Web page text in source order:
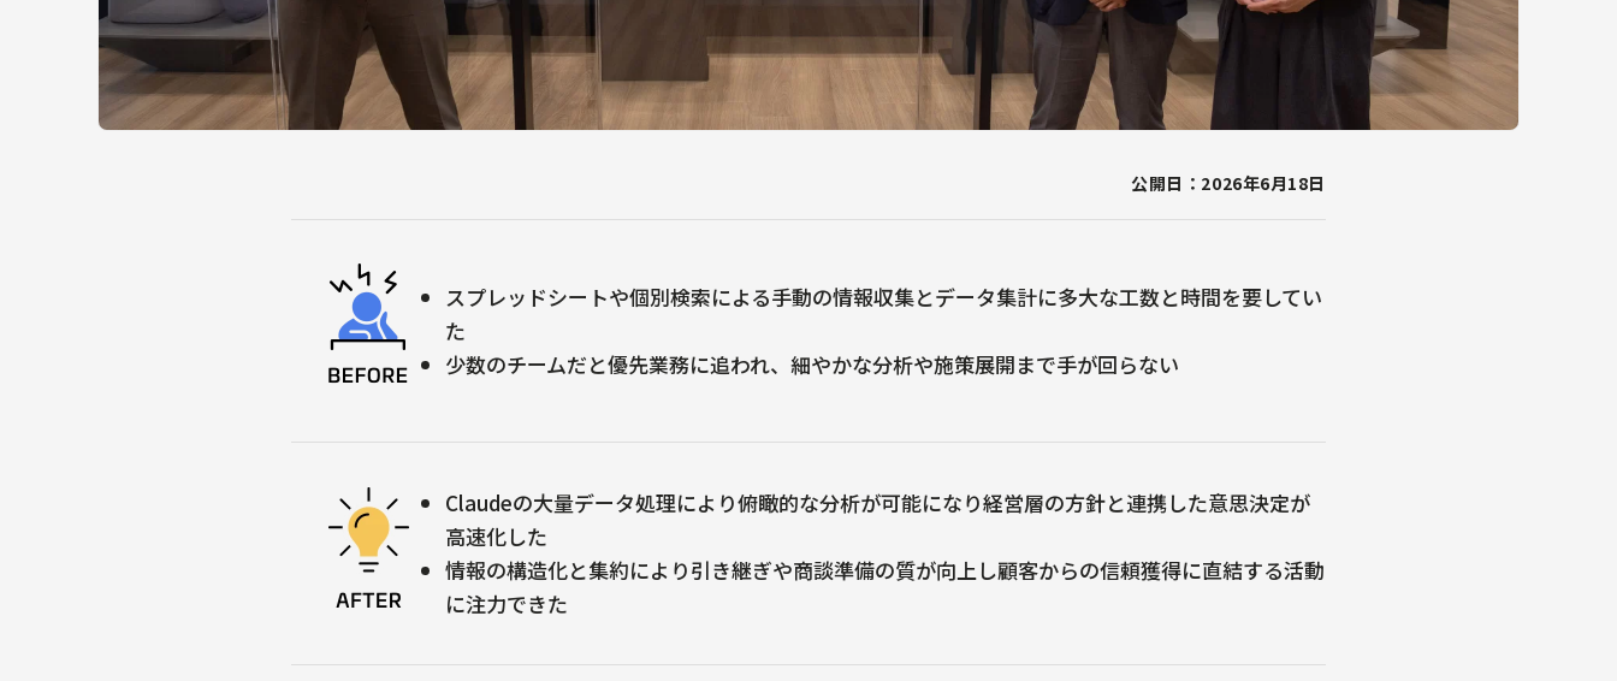
公開日：2026年6月18日
スプレッドシートや個別検索による手動の情報収集とデータ集計に多大な工数と時間を要してい
た
少数のチームだと優先業務に追われ、細やかな分析や施策展開まで手が回らない
Claudeの大量データ処理により俯瞰的な分析が可能になり経営層の方針と連携した意思決定が
高速化した
情報の構造化と集約により引き継ぎや商談準備の質が向上し顧客からの信頼獲得に直結する活動
に注力できた